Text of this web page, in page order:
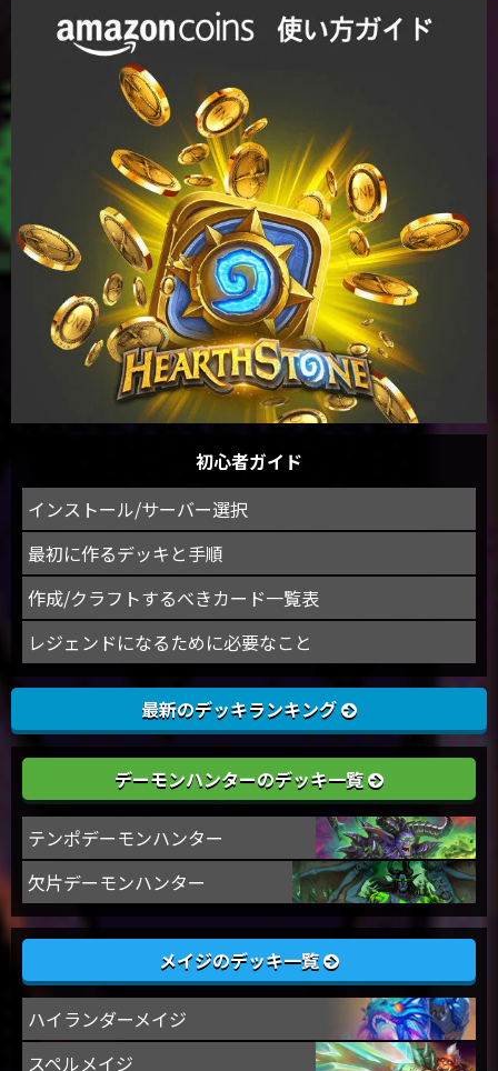
初心者ガイド
インストール/サーバー選択
最初に作るデッキと手順
作成/クラフトするべきカード一覧表
レジェンドになるために必要なこと
最新のデッキランキング
デーモンハンターのデッキ一覧
テンポデーモンハンター
欠片デーモンハンター
メイジのデッキ一覧
ハイランダーメイジ
スペルメイジ